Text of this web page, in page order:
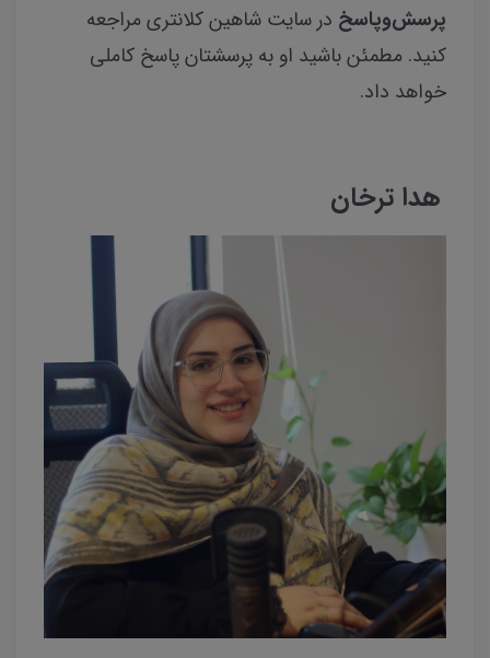
پرسش‌وپاسخ در سایت شاهین کلانتری مراجعه
کنید. مطمئن باشید او به پرسشتان پاسخ کاملی
خواهد داد.
هدا ترخان